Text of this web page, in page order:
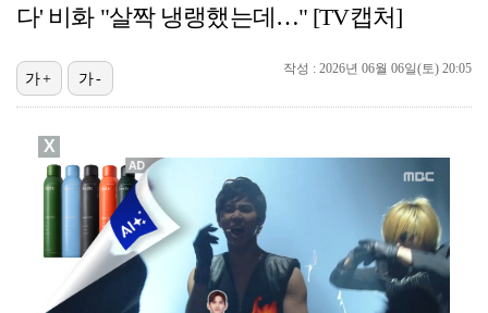
[ST포토] 김민주, 오준식 캐디와 함께 출발
[ST포토] 유현조, 페어웨이 끝까지 가자
[ST포토] 한진선, 타구 확인
[ST포토] 한진선, 기분 좋은 미소
[ST포토] 서교림, 3라운드 출발
다' 비화 "살짝 냉랭했는데…" [TV캡처]
작성 : 2026년 06월 06일(토) 20:05
가+ 가-
X